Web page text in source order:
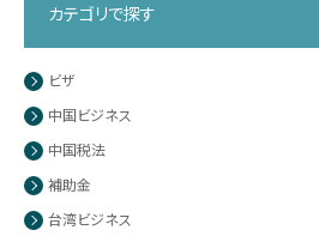
カテゴリで探す
ビザ
中国ビジネス
中国税法
補助金
台湾ビジネス